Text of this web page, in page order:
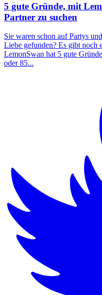
5 gute Gründe, mit
Partner zu suchen
Sie waren schon auf Partys
Liebe gefunden? Es gibt noch
LemonSwan hat 5 gute
oder 85...